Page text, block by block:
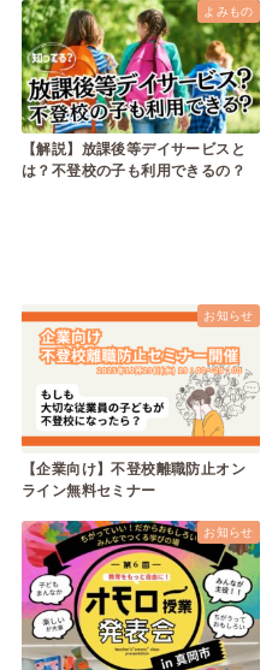
よみもの
【解説】放課後等デイサービスと
は？不登校の子も利用できるの？
お知らせ
【企業向け】不登校離職防止オン
ライン無料セミナー
お知らせ